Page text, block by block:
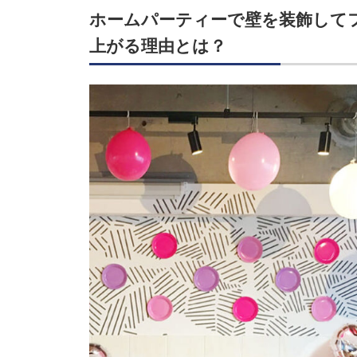
ホームパーティーで壁を装飾し
上がる理由とは？